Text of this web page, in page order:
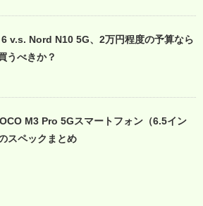
v.s. Nord N10 5G、2万円程度の予算なら
うべきか？
M3 Pro 5Gスマートフォン（6.5イン
スペックまとめ